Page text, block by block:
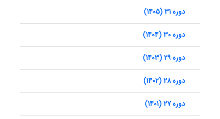
دوره 31 (1405)
دوره 30 (1404)
دوره 29 (1403)
دوره 28 (1402)
دوره 27 (1401)